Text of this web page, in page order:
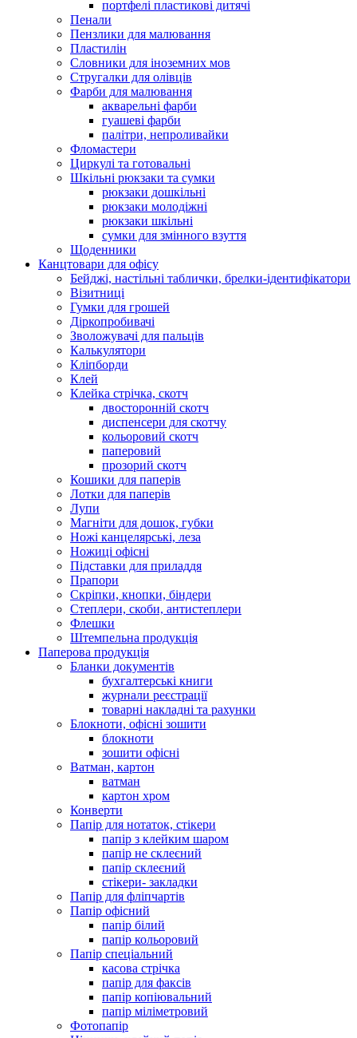
портфелі пластикові дитячі
Пенали
Пензлики для малювання
Пластилін
Словники для іноземних мов
Стругалки для олівців
Фарби для малювання
акварельні фарби
гуашеві фарби
палітри, непроливайки
Фломастери
Циркулі та готовальні
Шкільні рюкзаки та сумки
рюкзаки дошкільні
рюкзаки молодіжні
рюкзаки шкільні
сумки для змінного взуття
Щоденники
Канцтовари для офісу
Бейджі, настільні таблички, брелки-ідентифікатори
Візитниці
Гумки для грошей
Діркопробивачі
Зволожувачі для пальців
Калькулятори
Кліпборди
Клей
Клейка стрічка, скотч
двосторонній скотч
диспенсери для скотчу
кольоровий скотч
паперовий
прозорий скотч
Кошики для паперів
Лотки для паперів
Лупи
Магніти для дошок, губки
Ножі канцелярські, леза
Ножиці офісні
Підставки для приладдя
Прапори
Скріпки, кнопки, біндери
Степлери, скоби, антистеплери
Флешки
Штемпельна продукція
Паперова продукція
Бланки документів
бухгалтерські книги
журнали реєстрації
товарні накладні та рахунки
Блокноти, офісні зошити
блокноти
зошити офісні
Ватман, картон
ватман
картон хром
Конверти
Папір для нотаток, стікери
папір з клейким шаром
папір не склеєний
папір склеєний
стікери- закладки
Папір для фліпчартів
Папір офісний
папір білий
папір кольоровий
Папір спеціальний
касова стрічка
папір для факсів
папір копіювальний
папір міліметровий
Фотопапір